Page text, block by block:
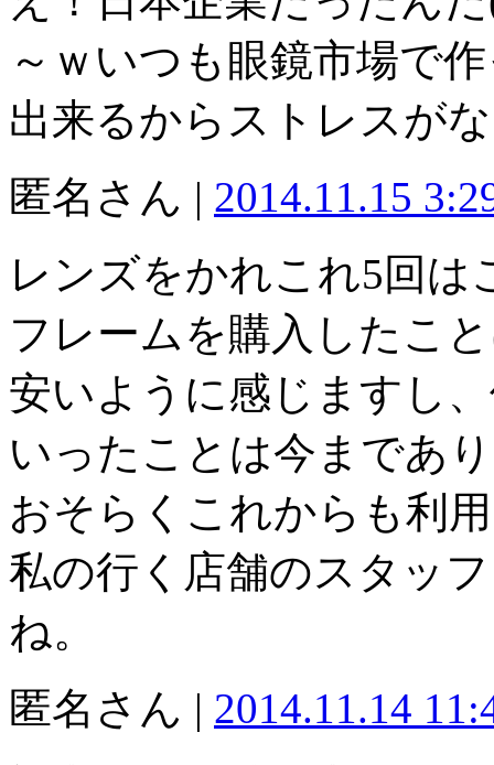
～ｗいつも眼鏡市場で
出来るからストレスが
匿名さん | 2014.11.15
レンズをかれこれ5回
フレームを購入したこ
安いように感じますし
いったことは今まであ
おそらくこれからも利
私の行く店舗のスタッ
ね。
匿名さん | 2014.11.14